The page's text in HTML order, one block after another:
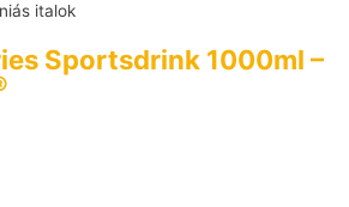
italok
Sportsdrink 1000ml –